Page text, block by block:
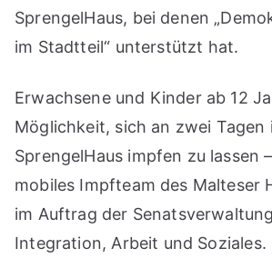
SprengelHaus, bei denen
im Stadtteil“ unterstützt hat.
Erwachsene und Kinder ab 12
Möglichkeit, sich an zwei Tagen
SprengelHaus impfen zu lassen
mobiles Impfteam des Malteser
im Auftrag der
Integration, Arbeit und Soziales.